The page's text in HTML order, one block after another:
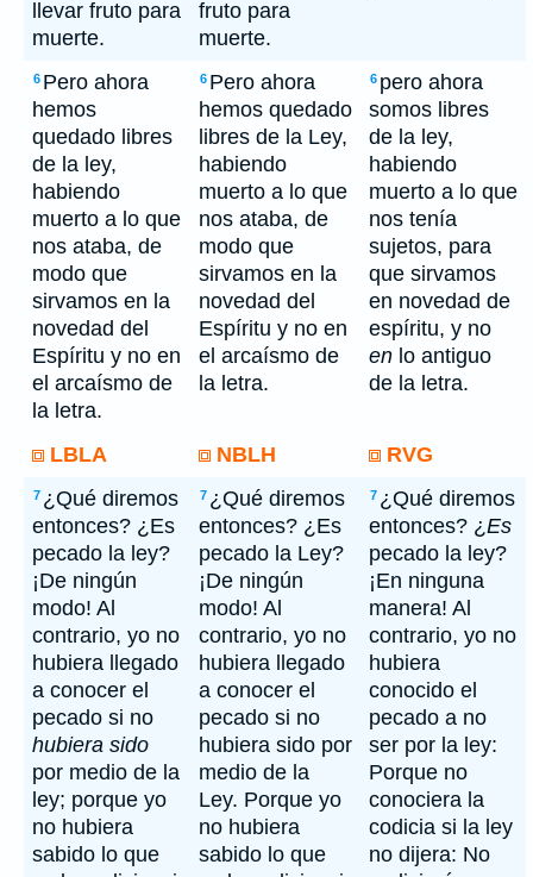
llevar fruto para
muerte.
fruto para
muerte.
6 Pero ahora
hemos
quedado libres
de la ley,
habiendo
muerto a lo que
nos ataba, de
modo que
sirvamos en la
novedad del
Espíritu y no en
el arcaísmo de
la letra.
6 Pero ahora
hemos quedado
libres de la Ley,
habiendo
muerto a lo que
nos ataba, de
modo que
sirvamos en la
novedad del
Espíritu y no en
el arcaísmo de
la letra.
6 pero ahora
somos libres
de la ley,
habiendo
muerto a lo que
nos tenía
sujetos, para
que sirvamos
en novedad de
espíritu, y no
en lo antiguo
de la letra.
LBLA NBLH RVG
7 ¿Qué diremos
entonces? ¿Es
pecado la ley?
¡De ningún
modo! Al
contrario, yo no
hubiera llegado
a conocer el
pecado si no
hubiera sido
por medio de la
ley; porque yo
no hubiera
sabido lo que
7 ¿Qué diremos
entonces? ¿Es
pecado la Ley?
¡De ningún
modo! Al
contrario, yo no
hubiera llegado
a conocer el
pecado si no
hubiera sido por
medio de la
Ley. Porque yo
no hubiera
sabido lo que
7 ¿Qué diremos
entonces? ¿Es
pecado la ley?
¡En ninguna
manera! Al
contrario, yo no
hubiera
conocido el
pecado a no
ser por la ley:
Porque no
conociera la
codicia si la ley
no dijera: No